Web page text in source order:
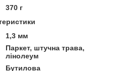
370 г
1,3 мм
Паркет, штучна трава,
лінолеум
Бутилова